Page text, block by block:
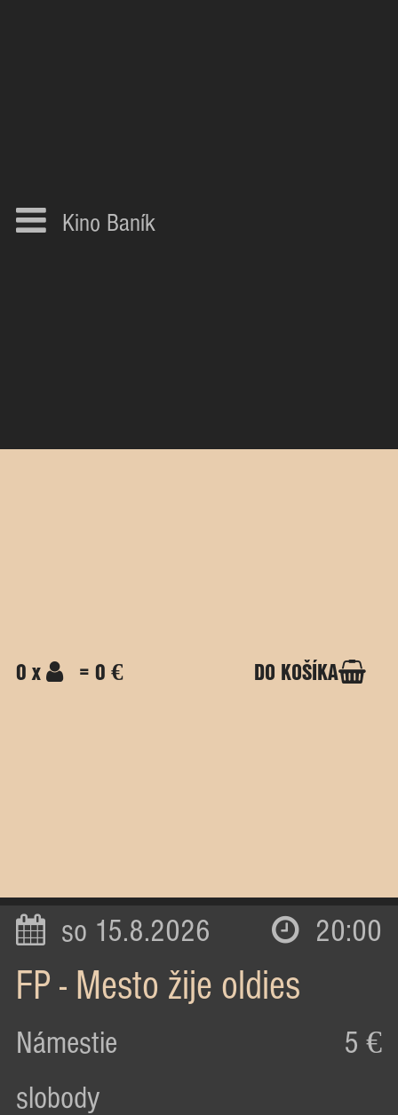
Kino Baník
0 x = 0 € DO KOŠÍKA
so 15.8.2026 20:00
FP - Mesto žije oldies
Námestie
slobody
5 €